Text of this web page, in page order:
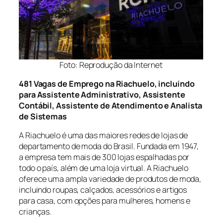
Foto: Reprodução da Internet
481 Vagas de Emprego na Riachuelo, incluindo
para Assistente Administrativo, Assistente
Contábil, Assistente de Atendimento e Analista
de Sistemas
A Riachuelo é uma das maiores redes de lojas de
departamento de moda do Brasil. Fundada em 1947,
a empresa tem mais de 300 lojas espalhadas por
todo o país, além de uma loja virtual. A Riachuelo
oferece uma ampla variedade de produtos de moda,
incluindo roupas, calçados, acessórios e artigos
para casa, com opções para mulheres, homens e
crianças.